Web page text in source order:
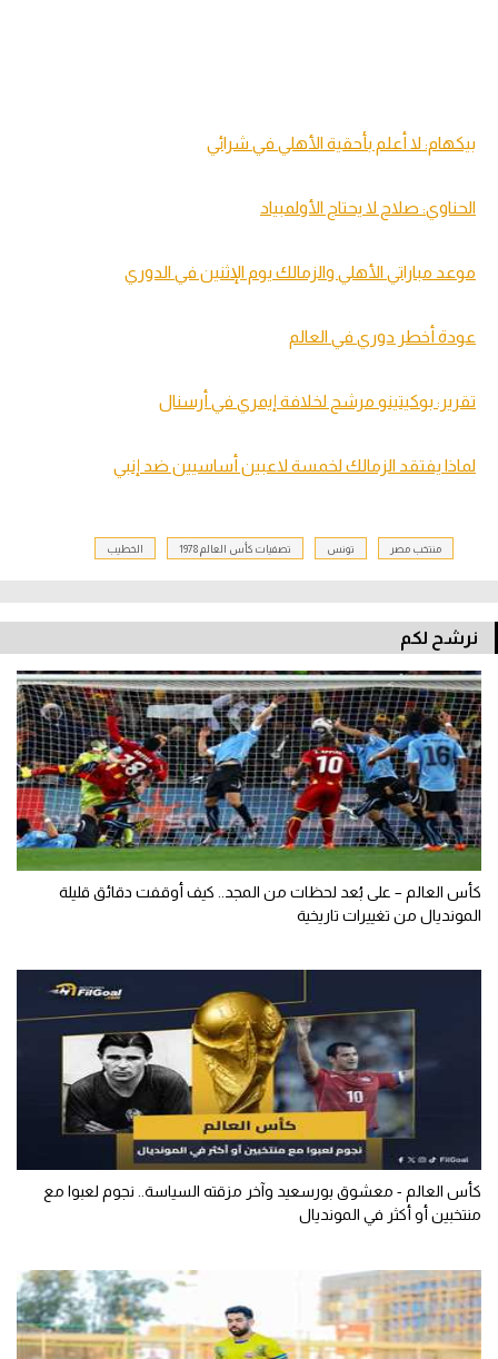
بيكهام: لا أعلم بأحقية الأهلي في شرائي
الحناوي: صلاح لا يحتاج الأولمبياد
موعد مباراتي الأهلي والزمالك يوم الإثنين في الدوري
عودة أخطر دوري في العالم
تقرير: بوكيتينو مرشح لخلافة إيمري في أرسنال
لماذا يفتقد الزمالك لخمسة لاعبين أساسيين ضد إنبي
منتخب مصر تونس تصفيات كأس العالم 1978 الخطيب
نرشح لكم
كأس العالم – على بُعد لحظات من المجد.. كيف أوقفت دقائق قليلة
المونديال من تغييرات تاريخية
كأس العالم - معشوق بورسعيد وآخر مزقته السياسة.. نجوم لعبوا مع
منتخبين أو أكثر في المونديال